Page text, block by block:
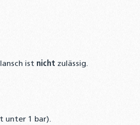
ist nicht zulässig.
unter 1 bar).